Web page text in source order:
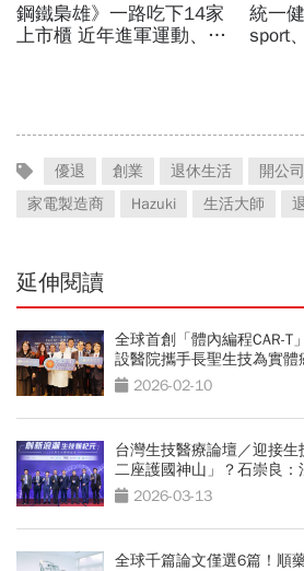
鋼鐵梟雄》一路吃下14家
上市櫃 近年進軍運動、遊
統一
sport
天！
優退 創業 退休生活 開公司
家電製造商
Hazuki 生活大師
延伸閱讀
全球首創「體內編程CAR-T
設醫院攜手長聖生技為實體
2026-02-10
台灣生技醫療論壇／迎接
二座護國神山」？石崇良：
2026-03-13
全球千篇論文僅選6篇！順